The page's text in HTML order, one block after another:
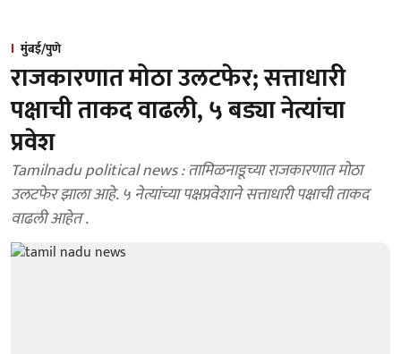
मुंबई/पुणे
राजकारणात मोठा उलटफेर; सत्ताधारी
पक्षाची ताकद वाढली, ५ बड्या नेत्यांचा
प्रवेश
Tamilnadu political news : तामिळनाडूच्या राजकारणात मोठा
उलटफेर झाला आहे. ५ नेत्यांच्या पक्षप्रवेशाने सत्ताधारी पक्षाची ताकद
वाढली आहेत .